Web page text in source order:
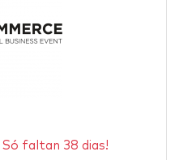
Só faltan 38 dias!